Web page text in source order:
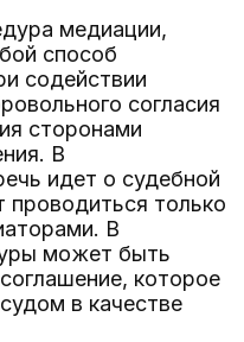
медиации,
способ
содействии
согласия
сторонами
В
идет о судебной
только
В
может быть
которое
в качестве